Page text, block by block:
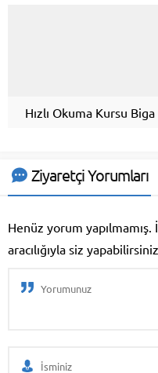
Hızlı Okuma Kursu Biga
Ziyaretçi Yorumları
Henüz yorum
aracılığıyla siz